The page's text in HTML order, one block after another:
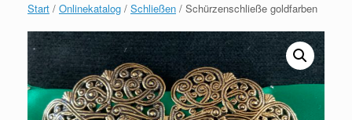
Start / Onlinekatalog / Schließen / Schürzenschließe goldfarben